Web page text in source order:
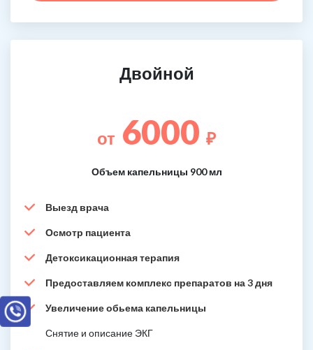
Двойной
от 6000 ₽
Объем капельницы 900 мл
Выезд врача
Осмотр пациента
Детоксикационная терапия
Предоставляем комплекс препаратов на 3 дня
Увеличение обьема капельницы
Снятие и описание ЭКГ